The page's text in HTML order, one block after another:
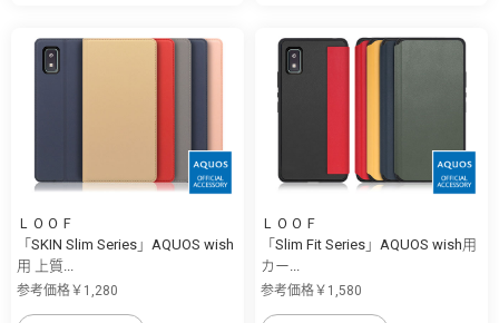
ＬＯＯＦ
「SKIN Slim Series」AQUOS wish
用 上質...
参考価格￥1,280
ＬＯＯＦ
「Slim Fit Series」AQUOS wish用
カー...
参考価格￥1,580